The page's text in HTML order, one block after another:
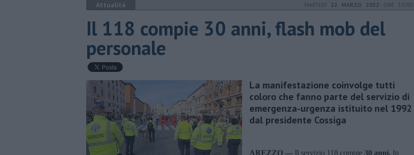
Attualità MARTEDÌ 22 MARZO 2022 ORE 10:00
Il 118 compie 30 anni, flash mob del
personale
La manifestazione coinvolge tutti
coloro che fanno parte del servizio di
emergenza-urgenza istituito nel 1992
dal presidente Cossiga
AREZZO — Il servizio 118 compie 30 anni. In